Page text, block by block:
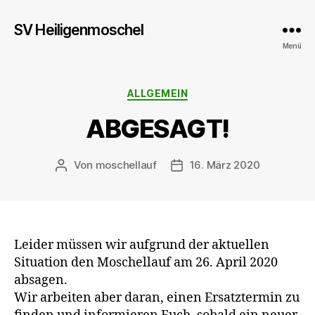
SV Heiligenmoschel
Menü
Kategorien
ALLGEMEIN
ABGESAGT!
Beitragsautor
Von moschellauf Veröffentlichungsdatum
16. März 2020
Leider müssen wir aufgrund der aktuellen
Situation den Moschellauf am 26. April 2020
absagen.
Wir arbeiten aber daran, einen Ersatztermin zu